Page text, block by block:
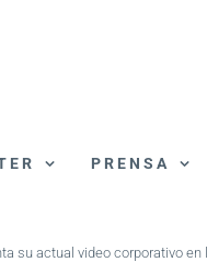
PRENSA
su actual video corporativo